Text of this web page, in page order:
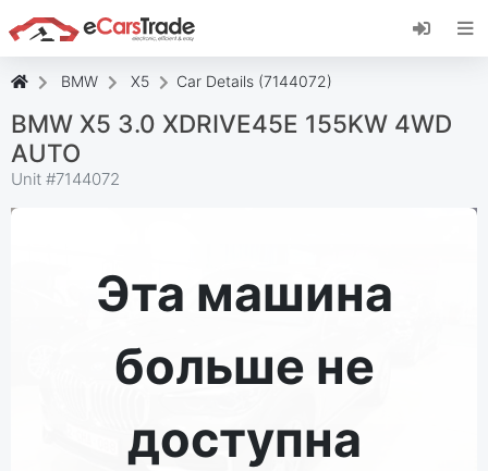
Установите веб-приложение eCarsTrade,
добавьте его на главный экран и получайте
BMW X5 Car Details (7144072)
BMW X5 3.0 XDRIVE45E 155KW 4WD
AUTO
Unit #7144072
Эта машина
больше не
доступна